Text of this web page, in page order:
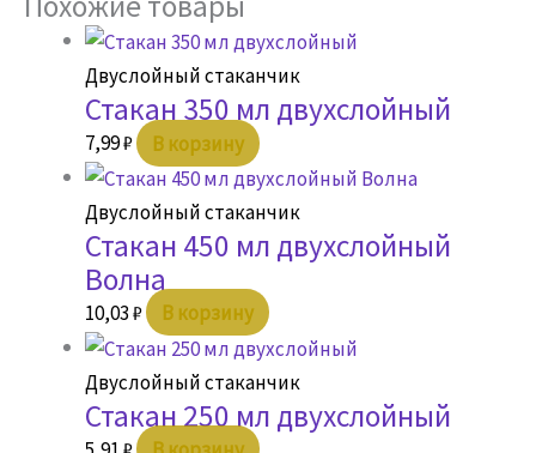
Двуслойный стаканчик
Стакан 350 мл двухслойный
7,99₽ В корзину
Двуслойный стаканчик
Стакан 450 мл двухслойный
Волна
10,03₽ В корзину
Двуслойный стаканчик
Стакан 250 мл двухслойный